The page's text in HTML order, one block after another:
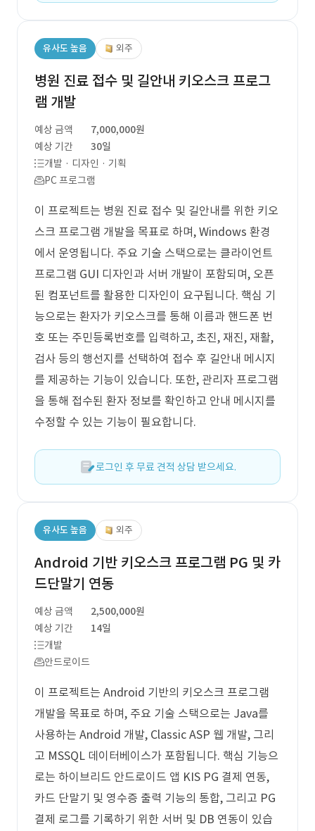
유사도 높음 외주
병원 진료 접수 및 길안내 키오스크 프로그
램 개발
예상 금액
7,000,000원
예상 기간
30일
개발 · 디자인 · 기획
PC 프로그램
이 프로젝트는 병원 진료 접수 및 길안내를 위한 키오
스크 프로그램 개발을 목표로 하며, Windows 환경
에서 운영됩니다. 주요 기술 스택으로는 클라이언트
프로그램 GUI 디자인과 서버 개발이 포함되며, 오픈
된 컴포넌트를 활용한 디자인이 요구됩니다. 핵심 기
능으로는 환자가 키오스크를 통해 이름과 핸드폰 번
호 또는 주민등록번호를 입력하고, 초진, 재진, 재활,
검사 등의 행선지를 선택하여 접수 후 길안내 메시지
를 제공하는 기능이 있습니다. 또한, 관리자 프로그램
을 통해 접수된 환자 정보를 확인하고 안내 메시지를
수정할 수 있는 기능이 필요합니다.
로그인 후 무료 견적 상담 받으세요.
유사도 높음 외주
Android 기반 키오스크 프로그램 PG 및 카
드단말기 연동
예상 금액
2,500,000원
예상 기간
14일
개발
안드로이드
이 프로젝트는 Android 기반의 키오스크 프로그램
개발을 목표로 하며, 주요 기술 스택으로는 Java를
사용하는 Android 개발, Classic ASP 웹 개발, 그리
고 MSSQL 데이터베이스가 포함됩니다. 핵심 기능으
로는 하이브리드 안드로이드 앱 KIS PG 결제 연동,
카드 단말기 및 영수증 출력 기능의 통합, 그리고 PG
결제 로그를 기록하기 위한 서버 및 DB 연동이 있습